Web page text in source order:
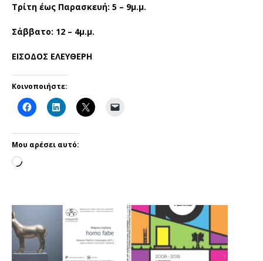
Τρίτη έως Παρασκευή: 5 – 9μ.μ.
Σάββατο: 12 – 4μ.μ.
ΕΙΣΟΔΟΣ ΕΛΕΥΘΕΡΗ
Κοινοποιήστε:
Μου αρέσει αυτό: